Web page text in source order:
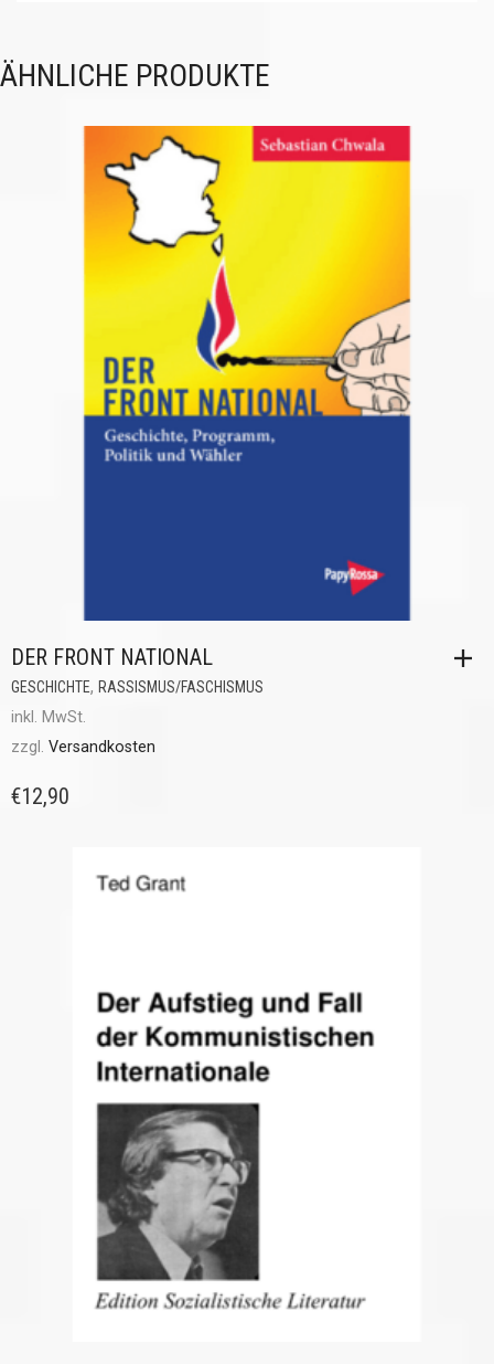
ÄHNLICHE PRODUKTE
DER FRONT NATIONAL
GESCHICHTE, RASSISMUS/FASCHISMUS
inkl. MwSt.
zzgl. Versandkosten
€12,90